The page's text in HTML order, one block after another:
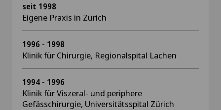
seit 1998
Eigene Praxis in Zürich
1996 - 1998
Klinik für Chirurgie, Regionalspital Lachen
1994 - 1996
Klinik für Viszeral- und periphere
Gefässchirurgie, Universitätsspital Zürich